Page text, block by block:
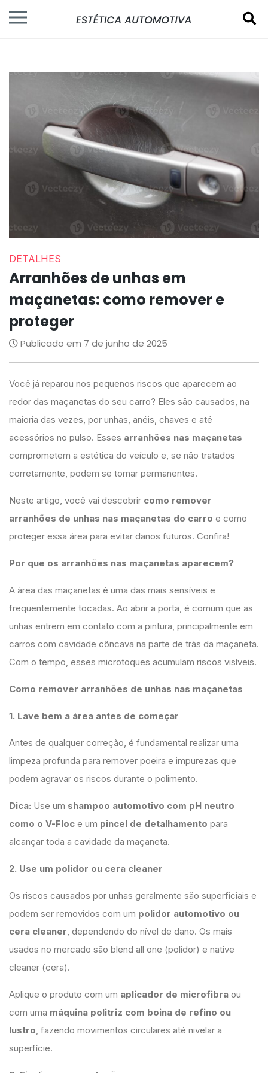
DETALHES
Arranhões de unhas em
maçanetas: como remover e
proteger
Publicado em 7 de junho de 2025
Você já reparou nos pequenos riscos que aparecem ao
redor das maçanetas do seu carro? Eles são causados, na
maioria das vezes, por unhas, anéis, chaves e até
acessórios no pulso. Esses arranhões nas maçanetas
comprometem a estética do veículo e, se não tratados
corretamente, podem se tornar permanentes.
Neste artigo, você vai descobrir como remover
arranhões de unhas nas maçanetas do carro e como
proteger essa área para evitar danos futuros. Confira!
Por que os arranhões nas maçanetas aparecem?
A área das maçanetas é uma das mais sensíveis e
frequentemente tocadas. Ao abrir a porta, é comum que as
unhas entrem em contato com a pintura, principalmente em
carros com cavidade côncava na parte de trás da maçaneta.
Com o tempo, esses microtoques acumulam riscos visíveis.
Como remover arranhões de unhas nas maçanetas
1. Lave bem a área antes de começar
Antes de qualquer correção, é fundamental realizar uma
limpeza profunda para remover poeira e impurezas que
podem agravar os riscos durante o polimento.
Dica: Use um shampoo automotivo com pH neutro
como o V-Floc e um pincel de detalhamento para
alcançar toda a cavidade da maçaneta.
2. Use um polidor ou cera cleaner
Os riscos causados por unhas geralmente são superficiais e
podem ser removidos com um polidor automotivo ou
cera cleaner , dependendo do nível de dano. Os mais
usados no mercado são blend all one (polidor) e native
cleaner (cera).
Aplique o produto com um aplicador de microfibra ou
com uma máquina politriz com boina de refino ou
lustro , fazendo movimentos circulares até nivelar a
superfície.